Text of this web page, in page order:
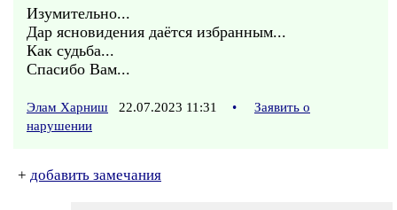
Изумительно...
Дар ясновидения даётся избранным...
Как судьба...
Спасибо Вам...
Элам Харниш 22.07.2023 11:31 •
Заявить о
нарушении
+ добавить замечания